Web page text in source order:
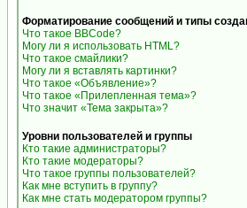
Форматирование сообщений и типы
Что такое BBCode?
Могу ли я использовать HTML?
Что такое смайлики?
Могу ли я вставлять картинки?
Что такое «Объявление»?
Что такое «Прилепленная тема»?
Что значит «Тема закрыта»?
Уровни пользователей и группы
Кто такие администраторы?
Кто такие модераторы?
Что такое группы пользователей?
Как мне вступить в группу?
Как мне стать модератором группы?